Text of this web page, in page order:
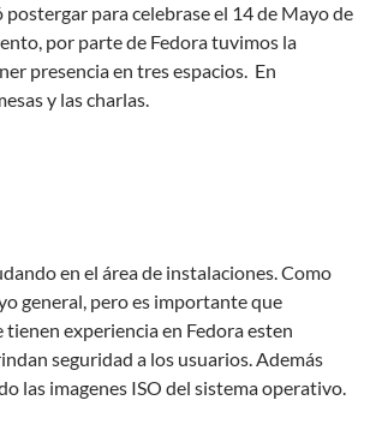
postergar para celebrase el 14 de Mayo de
por parte de Fedora tuvimos la
presencia en tres espacios. En
y las charlas.
en el área de instalaciones. Como
general, pero es importante que
experiencia en Fedora esten
seguridad a los usuarios. Además
las imagenes ISO del sistema operativo.